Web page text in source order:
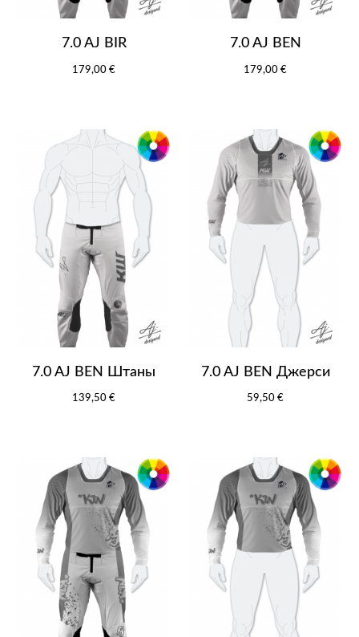
7.0 AJ BIR
179,00 €
7.0 AJ BEN
179,00 €
7.0 AJ BEN Штаны
139,50 €
7.0 AJ BEN Джерси
59,50 €